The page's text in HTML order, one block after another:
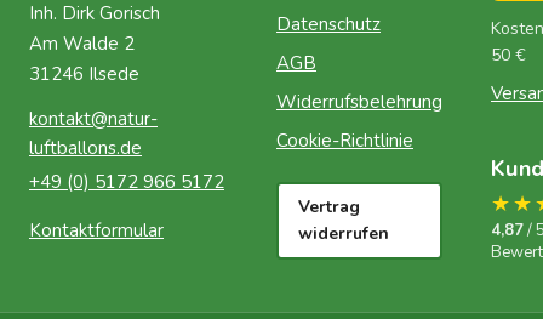
Inh. Dirk Gorisch
Am Walde 2
31246 Ilsede
kontakt@natur-
luftballons.de
+49 (0) 5172 966 5172
Kontaktformular
Datenschutz
AGB
Widerrufsbelehrung
Cookie-Richtlinie
Vertrag
widerrufen
50 €
4,87/